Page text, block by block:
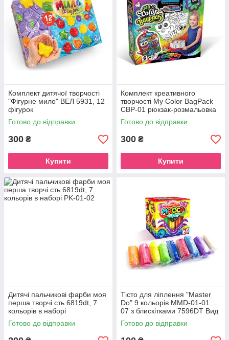
Комплект дитячої творчості
"Фігурне мило" ВЕЛ 5931, 12
фігурок
Готово до відправки
300 ₴
Купити
Комплект креативного
творчості My Color BagPack
CBP-01 рюкзак-розмальовка
Сови
Готово до відправки
300 ₴
Купити
Дитячі пальчикові фарби моя
перша творчі сть 6819dt, 7
кольорів в наборі
Готово до відправки
Тісто для ліплення "Master
Do" 9 кольорів MMD-01-01…
07 з блискітками 7596DT Вид
1
Готово до відправки